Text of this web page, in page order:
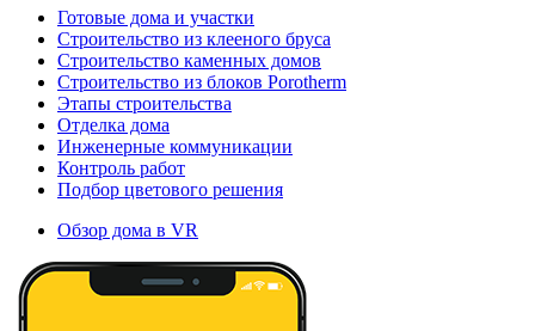
Готовые дома и участки
Строительство из клееного бруса
Строительство каменных домов
Строительство из блоков Porotherm
Этапы строительства
Отделка дома
Инженерные коммуникации
Контроль работ
Подбор цветового решения
Обзор дома в VR